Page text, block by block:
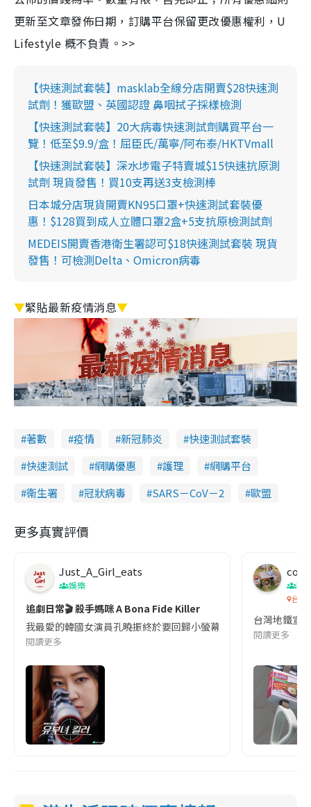
更新至文章發佈日期，訂購平台保留更改優惠權利，U
Lifestyle 概不負責。>>
【快速測試套裝】masklab全線分店開賣$28快速測
試劑！獲歐盟、英國認證 鼻咽拭子採樣檢測
【快速測試套裝】20大病毒快速測試劑購買平台一
覽！低至$9.9/盒！屈臣氏/萬寧/阿布泰/HKTVmall
【快速測試套裝】深水埗電子特賣城$15快速抗原測
試劑 現貨發售！買10支再送3支檢測棒
日本城分店現貨開賣KN95口罩+快速測試套裝優
惠！$128買到成人立體口罩2盒+5支抗原檢測試劑
MEDEIS開賣香港衛生署認可$18快速測試套裝 現貨
發售！可檢測Delta、Omicron病毒
▼緊貼最新疫情消息▼
著數 疫情 新冠肺炎
快速測試套裝
快速測試
網購優惠 護理
網購平台
衞生署
冠狀病毒 SARS－CoV－2 歐盟
更多真實評價
Just_A_Girl_eats
娛樂
追劇日常🎬 殺手媽咪 A Bona Fide Killer
我最愛的韓國女演員孔曉振終於要回歸小螢幕啦!這次的劇本改編
閱讀更多
co
吹
台灣
台灣地鐵宣
閱讀更多